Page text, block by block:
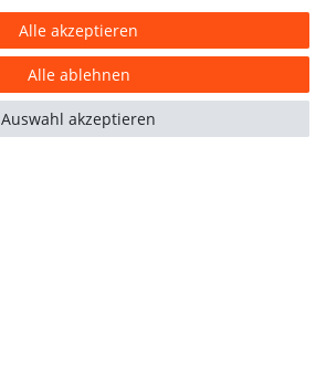
Alle akzeptieren
Alle ablehnen
Auswahl akzeptieren